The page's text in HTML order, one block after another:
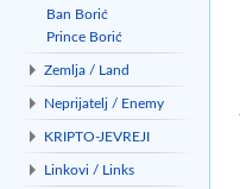
Ban Borić
Prince Borić
Zemlja / Land
Neprijatelj / Enemy
KRIPTO-JEVREJI
Linkovi / Links